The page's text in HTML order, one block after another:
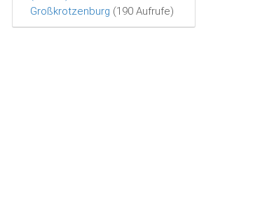
Großkrotzenburg (190 Aufrufe)